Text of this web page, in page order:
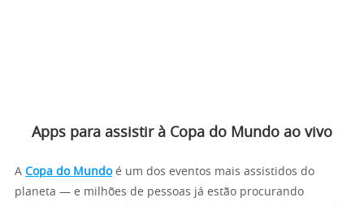
Apps para assistir à Copa do Mundo ao vivo
A Copa do Mundoé um dos eventos mais assistidos do
planeta — e milhões de pessoas já estão procurando